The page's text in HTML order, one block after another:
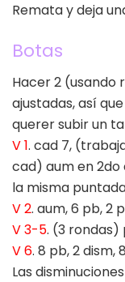
Remata y deja
Botas
Hacer 2 (usando
ajustadas, así
querer subir un
V 1. cad 7,
cad) aum en 2do
la misma
V 2. aum, 6 pb, 2
V 3-5. (3
V 6. 8 pb, 2 dism,
Las